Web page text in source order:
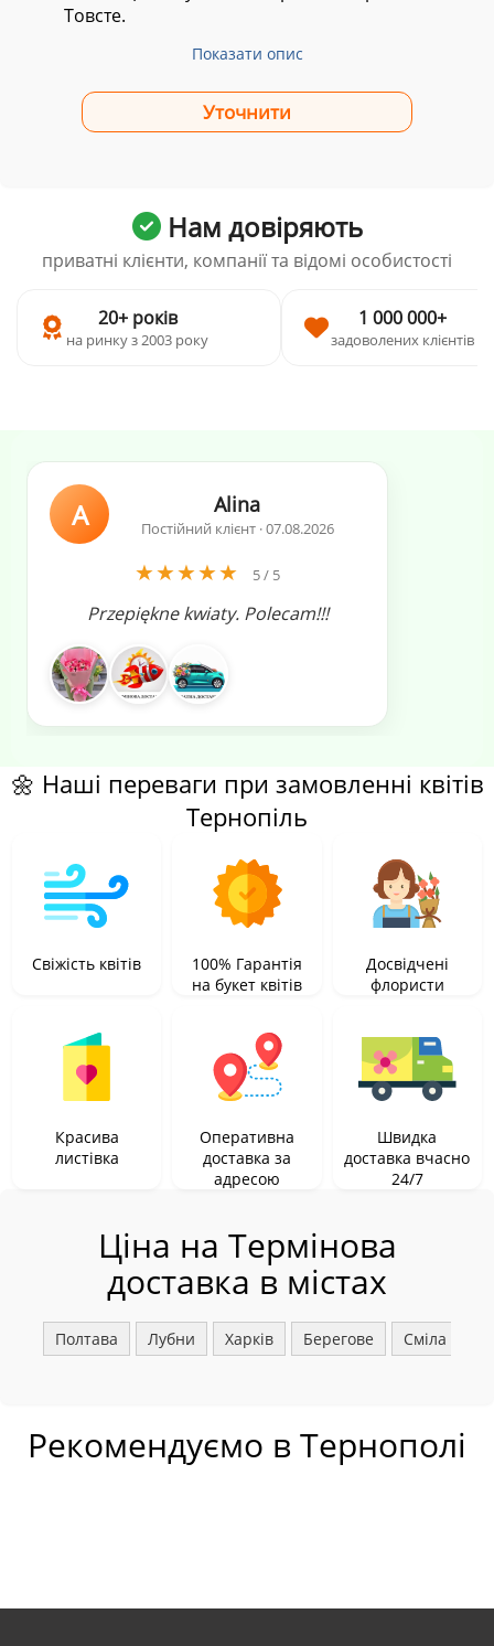
Товсте.
Показати опис
Нам довіряють
приватні клієнти, компанії та відомі особистості
20+ років
на ринку з 2003 року
1 000 000+
задоволених клієнтів
A Alina
Постійний клієнт · 07.08.2026
★★★★★ 5 / 5
Przepiękne kwiaty. Polecam!!!
🌼 Наші переваги при замовленні квітів
Тернопіль
Свіжість квітів
100% Гарантія
на букет квітів
Досвідчені
флористи
Красива
листівка
Оперативна
доставка за
адресою
Швидка
доставка вчасно
24/7
Ціна на Термінова
доставка в містах
Полтава Лубни Харків Берегове Сміла
Рекомендуємо в Тернополі